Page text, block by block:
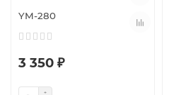
YM-280
3 350 ₽